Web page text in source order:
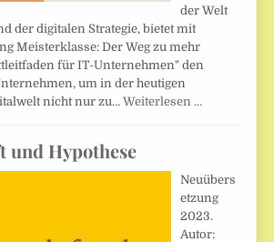
der Welt
der digitalen Strategie, bietet mit
Meisterklasse: Der Weg zu mehr
für IT-Unternehmen" den
um in der heutigen
nicht nur zu…Weiterlesen …
und Hypothese
Neuübers
etzung
2023.
Autor: